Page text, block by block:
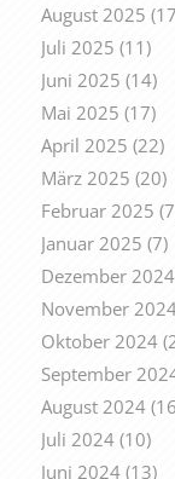
August 2025
Juli 2025 (11)
Juni 2025 (14)
Mai 2025 (17)
April 2025 (22)
März 2025 (20)
Februar 2025
Januar 2025 (7)
Dezember 2024
November
Oktober 2024
September
August 2024
Juli 2024(10)
Juni 2024(13)